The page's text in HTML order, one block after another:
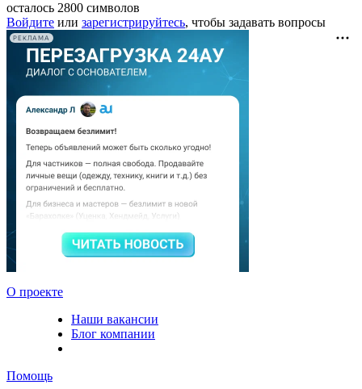
осталось 2800 символов
Войдите или зарегистрируйтесь, чтобы задавать вопросы
РЕКЛАМА
О проекте
Наши вакансии
Блог компании
Помощь